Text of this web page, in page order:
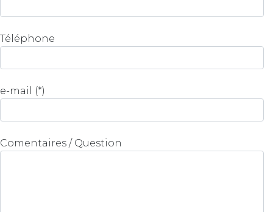
Téléphone
e-mail (*)
Comentaires / Question